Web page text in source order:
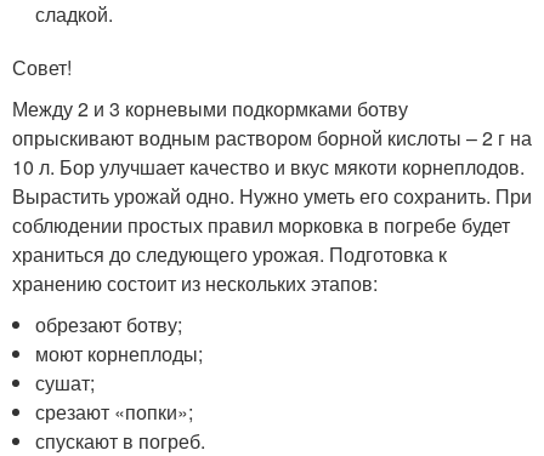
сладкой.
Совет!
Между 2 и 3 корневыми подкормками ботву
опрыскивают водным раствором борной кислоты – 2 г на
10 л. Бор улучшает качество и вкус мякоти корнеплодов.
Вырастить урожай одно. Нужно уметь его сохранить. При
соблюдении простых правил морковка в погребе будет
храниться до следующего урожая. Подготовка к
хранению состоит из нескольких этапов:
обрезают ботву;
моют корнеплоды;
сушат;
срезают «попки»;
спускают в погреб.